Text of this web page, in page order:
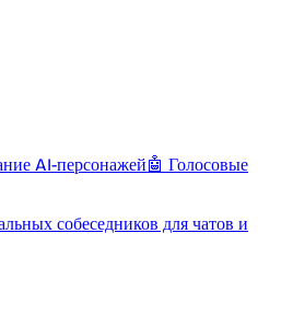
AI-персонажей🤖 Голосовые
собеседников для чатов и